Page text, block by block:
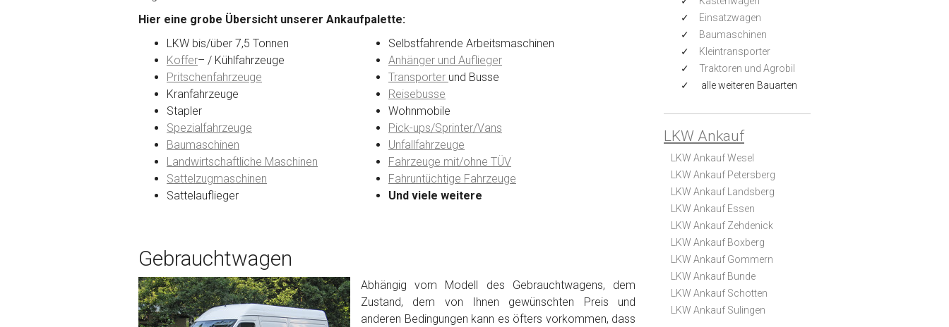
Kontaktformular
Marke*
Model
Baujahr
Getriebe
Kilometerstand
Preisvorstellung
Hier eine grobe Übersicht unserer Ankaufpalette:
LKW bis/über 7,5 Tonnen
Koffer– / Kühlfahrzeuge
Pritschenfahrzeuge
Kranfahrzeuge
Stapler
Spezialfahrzeuge
Baumaschinen
Landwirtschaftliche Maschinen
Sattelzugmaschinen
Sattelauflieger
Selbstfahrende Arbeitsmaschinen
Anhänger und Auflieger
Transporter und Busse
Reisebusse
Wohnmobile
Pick-ups/Sprinter/Vans
Unfallfahrzeuge
Fahrzeuge mit/ohne TÜV
Fahruntüchtige Fahrzeuge
Und viele weitere
Gebrauchtwagen
Abhängig vom Modell des Gebrauchtwagens, dem
Zustand, dem von Ihnen gewünschten Preis und
anderen Bedingungen kann es öfters vorkommen, dass
Einsatzwagen
Baumaschinen
Kleintransporter
Traktoren und Agrobil
alle weiteren Bauarten
LKW Ankauf
LKW Ankauf Wesel
LKW Ankauf Petersberg
LKW Ankauf Landsberg
LKW Ankauf Essen
LKW Ankauf Zehdenick
LKW Ankauf Boxberg
LKW Ankauf Gommern
LKW Ankauf Bunde
LKW Ankauf Schotten
LKW Ankauf Sulingen